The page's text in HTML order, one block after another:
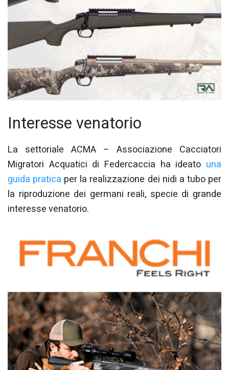
Interesse venatorio
La settoriale ACMA – Associazione Cacciatori
Migratori Acquatici di Federcaccia ha ideato una
guida pratica per la realizzazione dei nidi a tubo per
la riproduzione dei germani reali, specie di grande
interesse venatorio.